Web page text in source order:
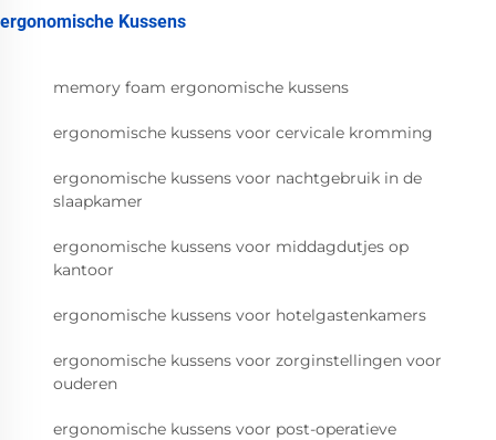
ergonomische Kussens
memory foam ergonomische kussens
ergonomische kussens voor cervicale kromming
ergonomische kussens voor nachtgebruik in de
slaapkamer
ergonomische kussens voor middagdutjes op
kantoor
ergonomische kussens voor hotelgastenkamers
ergonomische kussens voor zorginstellingen voor
ouderen
ergonomische kussens voor post-operatieve